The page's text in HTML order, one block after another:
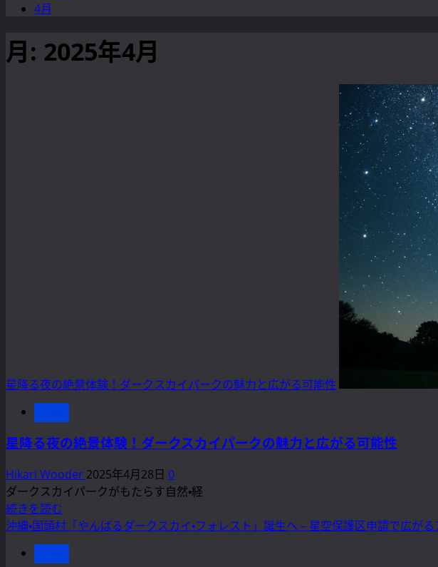
4月
月: 2025年4月
星降る夜の絶景体験！ダークスカイパークの魅力と広がる可能性
星降る夜の絶景体験！ダークスカイパークの魅力と広がる可能性
Hikari Wooder 2025年4月28日 0
ダークスカイパークがもたらす自然・経
続きを読む
降
る
沖縄・国頭村「やんばるダークスカイ・フォレスト」誕生へ – 星空保護区申請で広が